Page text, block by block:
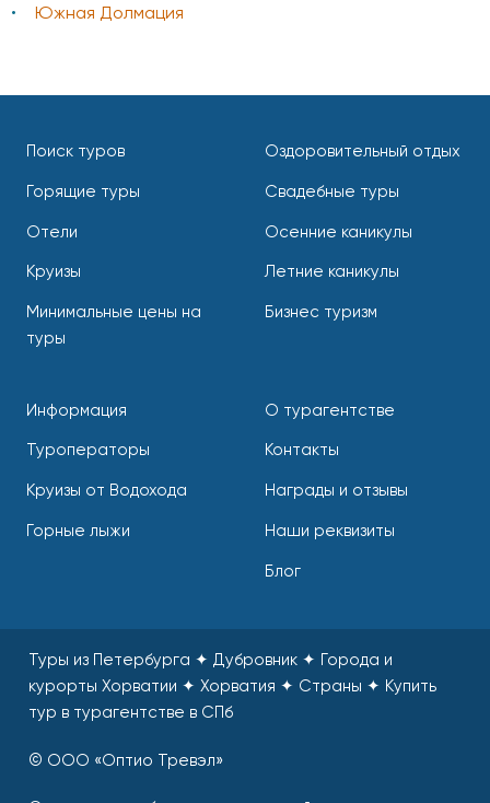
Южная Долмация
Поиск туров
Горящие туры
Отели
Круизы
Минимальные цены на
туры
Оздоровительный отдых
Свадебные туры
Осенние каникулы
Летние каникулы
Бизнес туризм
Информация
Туроператоры
Круизы от Водохода
Горные лыжи
О турагентстве
Контакты
Награды и отзывы
Наши реквизиты
Блог
Туры из Петербурга ✦ Дубровник ✦ Города и
курорты Хорватии ✦ Хорватия ✦ Страны ✦ Купить
тур в турагентстве в СПб
© ООО «Оптио Тревэл»